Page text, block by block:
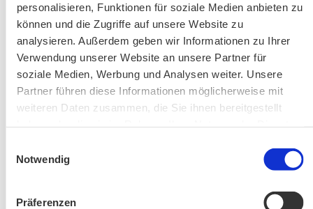
personalisieren, Funktionen für soziale Medien anbieten zu
können und die Zugriffe auf unsere Website zu
analysieren. Außerdem geben wir Informationen zu Ihrer
Verwendung unserer Website an unsere Partner für
soziale Medien, Werbung und Analysen weiter. Unsere
Partner führen diese Informationen möglicherweise mit
weiteren Daten zusammen, die Sie ihnen bereitgestellt
Notwendig
Präferenzen
Fahrkarten
Kontakt-Telefonnummern
AKTUELLE ÄNDERUNGEN BEIM BILDUNGSWERK:
Aktuelle Änderungen bei unseren Exkursionen